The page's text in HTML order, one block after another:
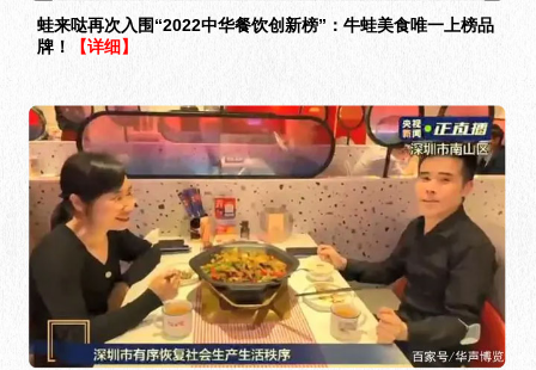
蛙来哒再次入围“2022中华餐饮创新榜”：牛蛙美食唯一上榜品
牌！
【详细】